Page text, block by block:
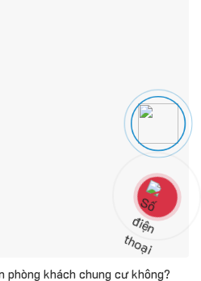
phòng khách chung cư không?